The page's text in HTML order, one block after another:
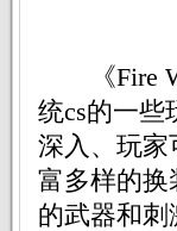
《Fire
统cs的一些
深入、玩家
富多样的换
的武器和